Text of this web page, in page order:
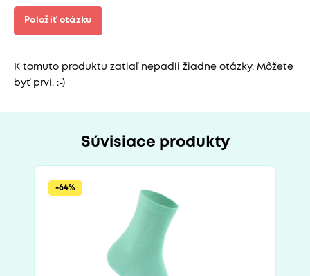
Položiť otázku
K tomuto produktu zatiaľ nepadli žiadne otázky. Môžete
byť prví. :-)
Súvisiace produkty
-64%